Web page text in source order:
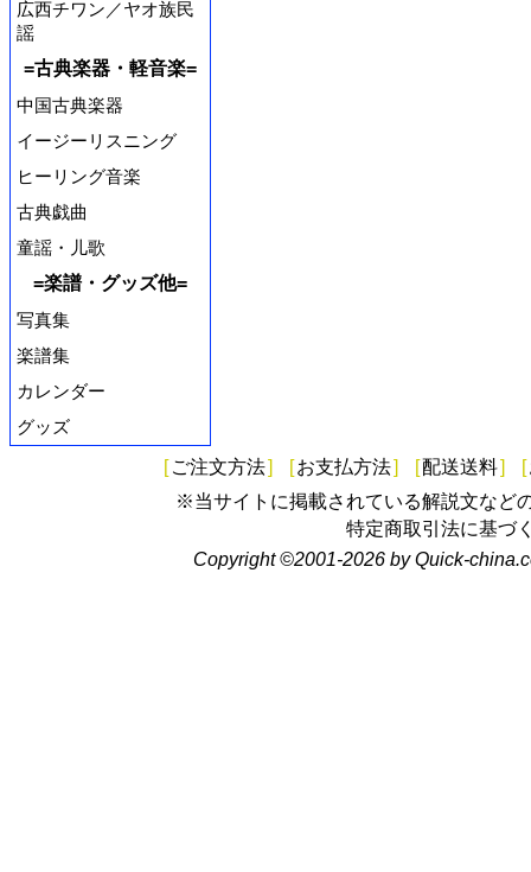
広西チワン／ヤオ族民
謡
=古典楽器・軽音楽=
中国古典楽器
イージーリスニング
ヒーリング音楽
古典戯曲
童謡・儿歌
=楽譜・グッズ他=
写真集
楽譜集
カレンダー
グッズ
[ ご注文方法] [お支払方法] [配送送料] [
※当サイトに掲載されている解説文など
特定商取引法に基づ
Copyright ©2001-2026 by Quick-